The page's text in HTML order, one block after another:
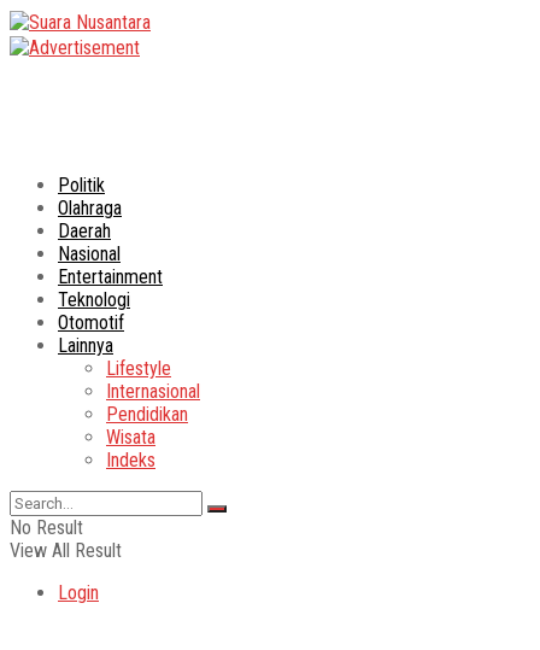
Politik
Olahraga
Daerah
Nasional
Entertainment
Teknologi
Otomotif
Lainnya
Lifestyle
Internasional
Pendidikan
Wisata
Indeks
No Result
View All Result
Login